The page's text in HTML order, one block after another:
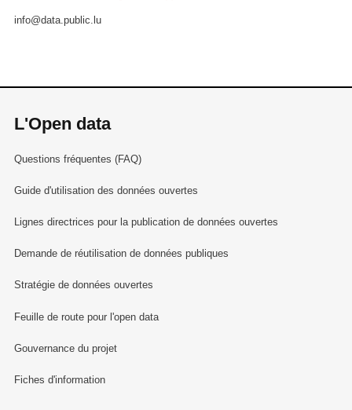
info@data.public.lu
L'Open data
Questions fréquentes (FAQ)
Guide d'utilisation des données ouvertes
Lignes directrices pour la publication de données ouvertes
Demande de réutilisation de données publiques
Stratégie de données ouvertes
Feuille de route pour l'open data
Gouvernance du projet
Fiches d'information